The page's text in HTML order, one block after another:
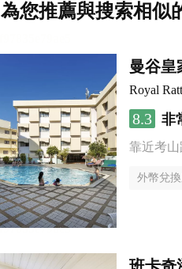
為您推薦與搜索相似
曼谷皇
Royal
8.3 非
靠近考山
外幣兌